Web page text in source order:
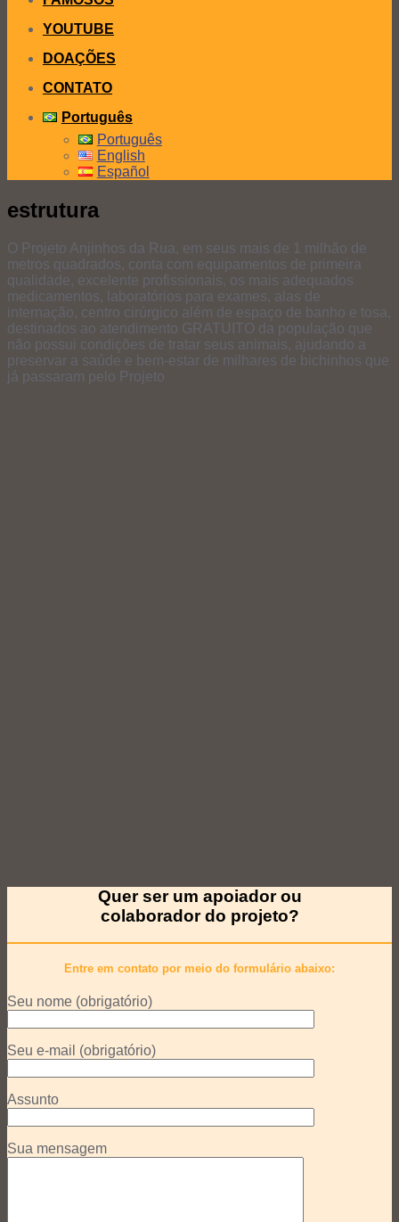
YOUTUBE
DOAÇÕES
CONTATO
Português
Português
English
Español
estrutura
O Projeto Anjinhos da Rua, em seus mais de 1 milhão de
metros quadrados, conta com equipamentos de primeira
qualidade, excelente profissionais, os mais adequados
medicamentos, laboratórios para exames, alas de
internação, centro cirúrgico além de espaço de banho e tosa,
destinados ao atendimento GRATUITO da população que
não possui condições de tratar seus animais, ajudando a
preservar a saúde e bem-estar de milhares de bichinhos que
já passaram pelo Projeto
Quer ser um apoiador ou
colaborador do projeto?
Entre em contato por meio do formulário abaixo:
Seu nome (obrigatório)
Seu e-mail (obrigatório)
Assunto
Sua mensagem